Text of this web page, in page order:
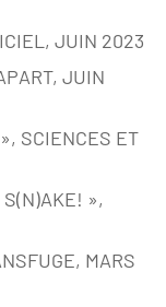
JUIN 2023
JUIN
SCIENCES ET
S(N)AKE! »,
MARS